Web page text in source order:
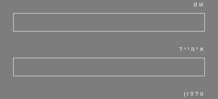
שם
אימייל
טלפון